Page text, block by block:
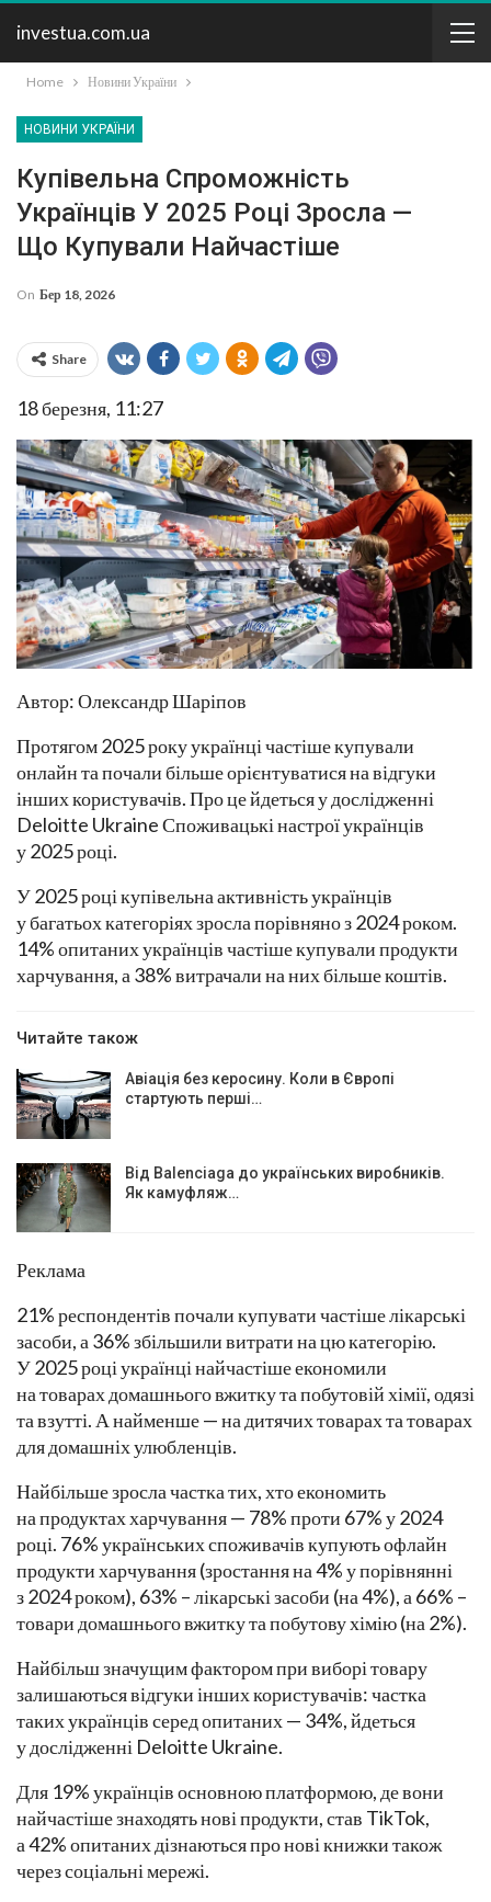
investua.com.ua
Home Новини України
НОВИНИ УКРАЇНИ
Купівельна Спроможність
Українців У 2025 Році Зросла —
Що Купували Найчастіше
On Бер 18, 2026
Share
18 березня, 11:27
Автор: Олександр Шаріпов
Протягом 2025 року українці частіше купували
онлайн та почали більше орієнтуватися на відгуки
інших користувачів. Про це йдеться у дослідженні
Deloitte Ukraine Споживацькі настрої українців
у 2025 році.
У 2025 році купівельна активність українців
у багатьох категоріях зросла порівняно з 2024 роком.
14% опитаних українців частіше купували продукти
харчування, а 38% витрачали на них більше коштів.
Читайте також
Авіація без керосину. Коли в Європі
стартують перші…
Від Balenciaga до українських виробників.
Як камуфляж…
Реклама
21% респондентів почали купувати частіше лікарські
засоби, а 36% збільшили витрати на цю категорію.
У 2025 році українці найчастіше економили
на товарах домашнього вжитку та побутовій хімії, одязі
та взутті. А найменше — на дитячих товарах та товарах
для домашніх улюбленців.
Найбільше зросла частка тих, хто економить
на продуктах харчування — 78% проти 67% у 2024
році. 76% українських споживачів купують офлайн
продукти харчування (зростання на 4% у порівнянні
з 2024 роком), 63% – лікарські засоби (на 4%), а 66% –
товари домашнього вжитку та побутову хімію (на 2%).
Найбільш значущим фактором при виборі товару
залишаються відгуки інших користувачів: частка
таких українців серед опитаних — 34%, йдеться
у дослідженні Deloitte Ukraine.
Для 19% українців основною платформою, де вони
найчастіше знаходять нові продукти, став TikTok,
а 42% опитаних дізнаються про нові книжки також
через соціальні мережі.